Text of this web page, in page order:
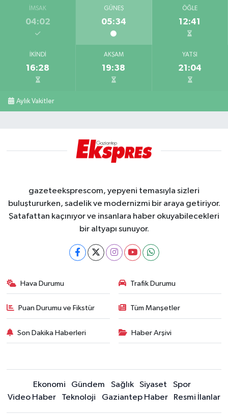
İMSAK
04:02
GÜNEŞ
05:34
ÖĞLE
12:41
İKINDI
16:28
AKŞAM
19:38
YATSI
21:04
Aylık Vakitler
gazeteeksprescom, yepyeni temasıyla sizleri
buluştururken, sadelik ve modernizmi bir araya getiriyor.
Şatafattan kaçınıyor ve insanlara haber okuyabilecekleri
bir altyapı sunuyor.
Hava Durumu Trafik Durumu
Puan Durumu ve Fikstür Tüm Manşetler
Son Dakika Haberleri Haber Arşivi
Ekonomi Gündem Sağlık Siyaset
Spor
Video Haber
Teknoloji Gaziantep Haber Resmi İlanlar